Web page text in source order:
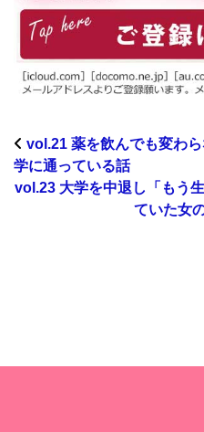
vol.21 薬を飲んでも変わ
学に通っている話
vol.23 大学を中退し「もう
ていた女